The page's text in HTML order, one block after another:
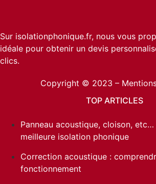
Sur isolationphonique.fr, nous vous
idéale pour obtenir un devis
clics.
Copyright © 2023 –
TOP ARTICLES
Panneau acoustique, cloison,
meilleure isolation phonique
Correction acoustique :
fonctionnement